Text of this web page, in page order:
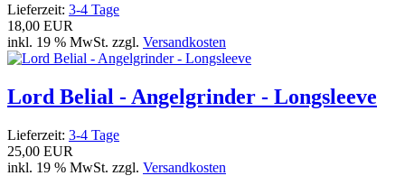
Lieferzeit: 3-4 Tage
18,00 EUR
inkl. 19 % MwSt. zzgl. Versandkosten
Lord Belial - Angelgrinder - Longsleeve
Lieferzeit: 3-4 Tage
25,00 EUR
inkl. 19 % MwSt. zzgl. Versandkosten